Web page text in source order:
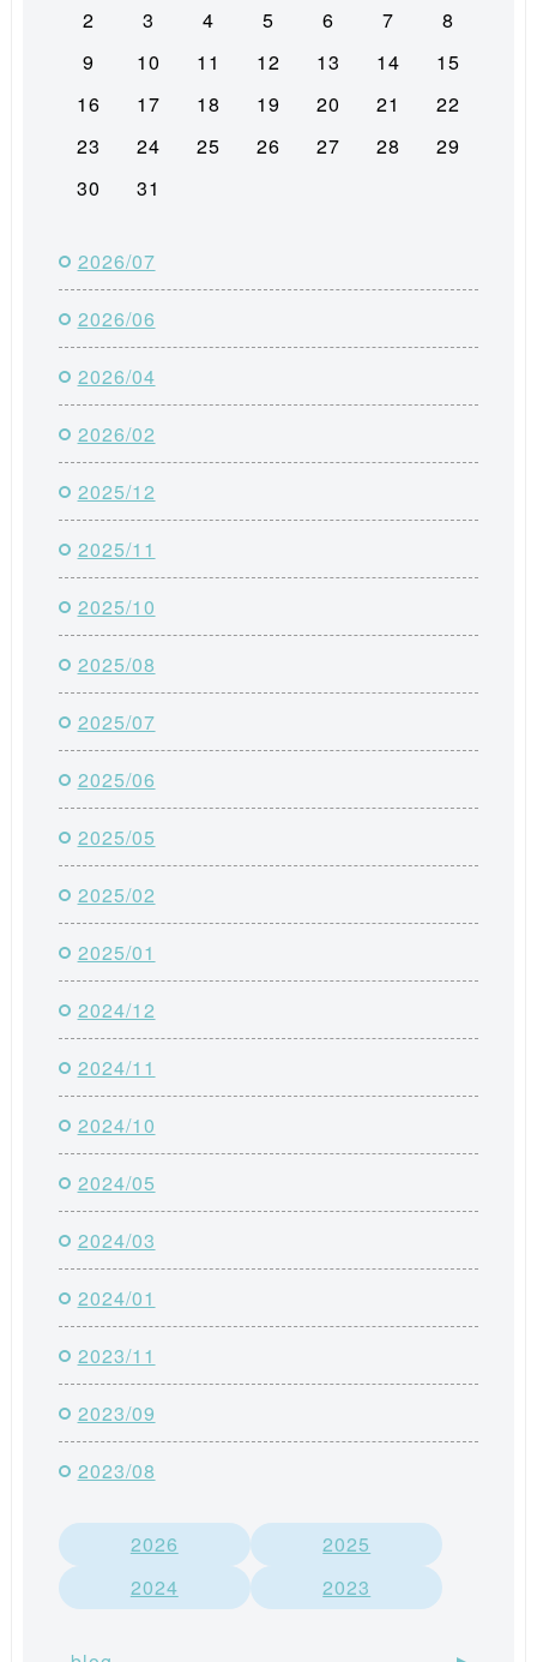
2
3 4 5 6 7
8
9
10 11 12 13 14
15
16
17 18 19 20 21
22
23
24 25 26 27 28
29
30
31
2026/07
2026/06
2026/04
2026/02
2025/12
2025/11
2025/10
2025/08
2025/07
2025/06
2025/05
2025/02
2025/01
2024/12
2024/11
2024/10
2024/05
2024/03
2024/01
2023/11
2023/09
2023/08
2026
2025
2024
2023